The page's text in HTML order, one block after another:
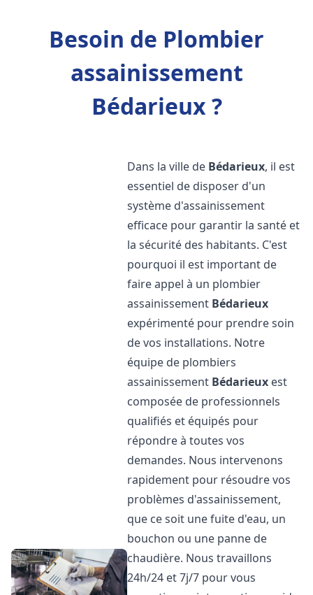
Besoin de Plombier
assainissement
Bédarieux ?
Dans la ville de Bédarieux, il est
essentiel de disposer d'un
système d'assainissement
efficace pour garantir la santé et
la sécurité des habitants. C'est
pourquoi il est important de
faire appel à un plombier
assainissement Bédarieux
expérimenté pour prendre soin
de vos installations. Notre
équipe de plombiers
assainissement Bédarieux est
composée de professionnels
qualifiés et équipés pour
répondre à toutes vos
demandes. Nous intervenons
rapidement pour résoudre vos
problèmes d'assainissement,
que ce soit une fuite d'eau, un
bouchon ou une panne de
chaudière. Nous travaillons
24h/24 et 7j/7 pour vous